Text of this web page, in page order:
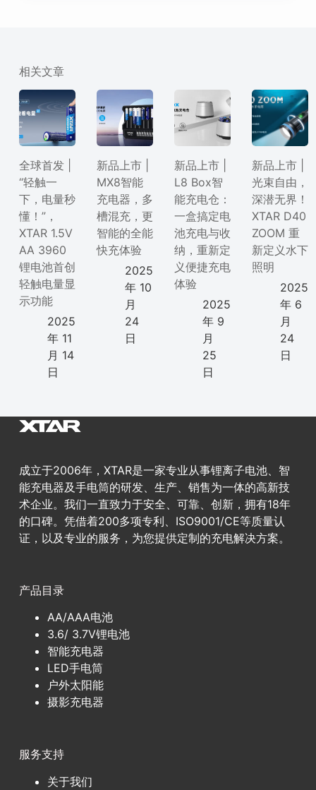
相关文章
全球首发 |
“轻触一
下，电量秒
懂！”，
XTAR 1.5V
AA 3960
锂电池首创
轻触电量显
示功能
2025
年 11
月 14
日
新品上市 |
MX8智能
充电器，多
槽混充，更
智能的全能
快充体验
2025
年 10
月
24
日
新品上市 |
L8 Box智
能充电仓：
一盒搞定电
池充电与收
纳，重新定
义便捷充电
体验
2025
年 9
月
25
日
新品上市 |
光束自由，
深潜无界！
XTAR D40
ZOOM 重
新定义水下
照明
2025
年 6
月
24
日
成立于2006年，XTAR是一家专业从事锂离子电池、智
能充电器及手电筒的研发、生产、销售为一体的高新技
术企业。我们一直致力于安全、可靠、创新，拥有18年
的口碑。凭借着200多项专利、ISO9001/CE等质量认
证，以及专业的服务，为您提供定制的充电解决方案。
产品目录
AA/AAA电池
3.6/ 3.7V锂电池
智能充电器
LED手电筒
户外太阳能
摄影充电器
服务支持
关于我们